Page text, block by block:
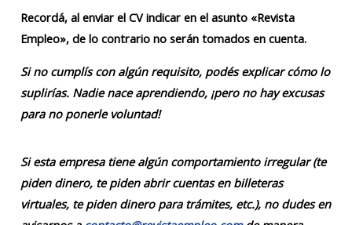
Recordá, al enviar el CV indicar en el asunto «Revista
Empleo», de lo contrario no serán tomados en cuenta.
Si no cumplís con algún requisito, podés explicar cómo lo
suplirías. Nadie nace aprendiendo, ¡pero no hay excusas
para no ponerle voluntad!
Si esta empresa tiene algún comportamiento irregular (te
piden dinero, te piden abrir cuentas en billeteras
virtuales, te piden dinero para trámites, etc.), no dudes en